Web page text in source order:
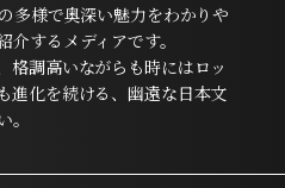
多様で奥深い魅力をわかりや
するメディアです。
格調高いながらも時にはロッ
進化を続ける、幽遠な日本文